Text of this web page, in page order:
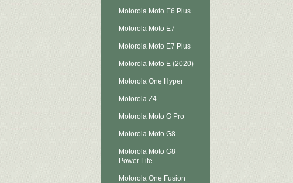
Motorola Moto E6 Plus
Motorola Moto E7
Motorola Moto E7 Plus
Motorola Moto E (2020)
Motorola One Hyper
Motorola Z4
Motorola Moto G Pro
Motorola Moto G8
Motorola Moto G8
Power Lite
Motorola One Fusion